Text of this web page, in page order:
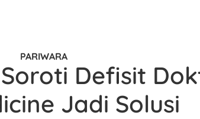
PARIWARA
Defisit
Jadi Solusi